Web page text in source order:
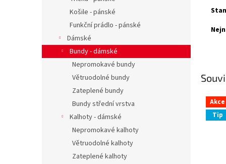
Košile - pánské
Funkční prádlo - pánské
Dámské
Bundy - dámské
Nepromokavé bundy
Větruodolné bundy
Zateplené bundy
Bundy střední vrstva
Kalhoty - dámské
Nepromokavé kalhoty
Větruodolné kalhoty
Zateplené kalhoty
Akce
Tip